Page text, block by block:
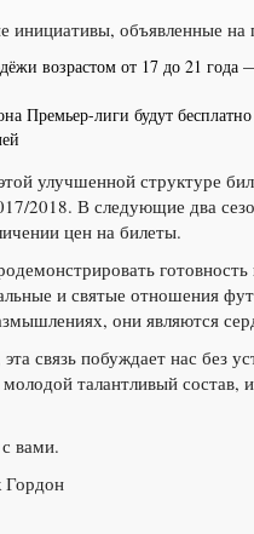
объявленные на
возрастом от 17 до 21 года
Премьер-лиги будут
улучшенной структуре
2018. В следующие два
цен на билеты.
и святые отношения
они являются
связь побуждает нас без
талантливый состав,
вами.